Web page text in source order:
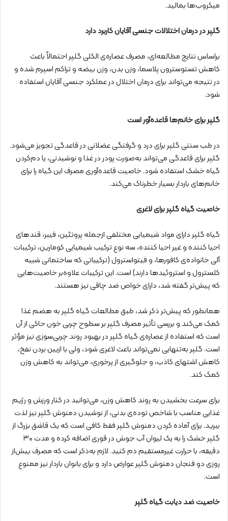
میکروب‌ها بمالید.
گلپر در درمان اختلالات جنسی آقایان کاربرد دارد
براساس نتایج مطالعه‌ای، مصرف عصاره‌ی الکلی گلپر احتمالاً باعث
کاهش تستوسترون پلاسما، وزن بدن، وزن بیضه و تراکم اسپرم شده و
در نتیجه می‌تواند برای درمان اختلال در عملکرد جنسی آقایان استفاده
شود.
گلپر برای خانم‌ها قاعده‌آور است
در طب سنتی گلپر برای درد و گرفتگی‌ عضلانی در قاعدگی تجویز می‌شود.
گلپر برای قاعدگی می‌تواند به‌صورت پودر در غذا و نوشیدنی، یا دم‌کردن
گیاه خشک استفاده شود. خاصیت قاعده‌آوری مصرف این گیاه را برای
خانم‌های باردار بسیار خطرناک می‌کند.
خاصیت گیاه گلپر برای لاغری
گیاه گلپر دارای مواد شیمیایی مختلفی ازجمله پروتئین، فیبر، قندهای
احیا کننده و غیر احیا کننده، سه نوع ترکیب شیمیایی کومارین، ترکیبات
آلی خانواده‌ی کافورها، و فیتواسترول (ترکیباتی که ساختمانی شبیه
کلسترول و استروئیدها دارند) است. این ترکیبات علاوه‌بر خاصیت‌هایی
که پیش‌تر گفته شد، دارای خواص ضد چاقی نیز هستند.
همانطور که پیش‌تر ذکر شد، طبق مطالعات گیاه گلپر به هضم غذا
کمک می‌کند و بررسی تأثیر مصرف گلپر بر سطوح چربی خون حاکی از آن
است که استفاده از عصاره‌ی گیاه گلپر در بهبود روند چربی‌سوزی نیز مؤثر
است. گلپر به‌تنهایی نمی‌تواند باعث لاغری شود، ولی با ازبین بردن نفخ،
کاهش اشتهای کاذب، و جلوگیری از پرخوری، می‌تواند به کاهش وزن
کمک کند.
برای سرعت بخشیدن به روند کاهش وزن، می‌توانید در کنار ورزش و رژیم
غذایی مناسب با شاخص توده‌ی بدنی، از نوشیدن دمنوش گلپر نیز لذت
ببرید. برای آماده کردن دمنوش گلپر فقط کافی است که یک قاشق بزرگ از
گلپر خشک را به یک لیوان آب جوش در قوری اضافه کرده و مدت ۳۰
دقیقه، با حرارت غیرمستقیم دم کنید. لازم به‌ذکر است که مصرف بیش‌از
روزی دو فنجان دمنوش گلپر عوارض دارد و برای بانوان باردار نیز ممنوع
است.
خاصیت ضد دیابت گیاه گلپر